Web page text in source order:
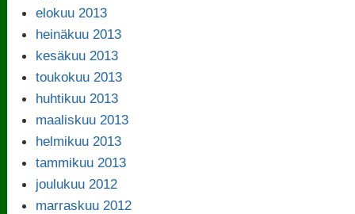
elokuu 2013
heinäkuu 2013
kesäkuu 2013
toukokuu 2013
huhtikuu 2013
maaliskuu 2013
helmikuu 2013
tammikuu 2013
joulukuu 2012
marraskuu 2012